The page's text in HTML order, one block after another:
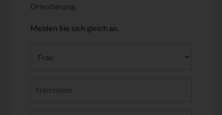
Orientierung.
Melden Sie sich gleich an.